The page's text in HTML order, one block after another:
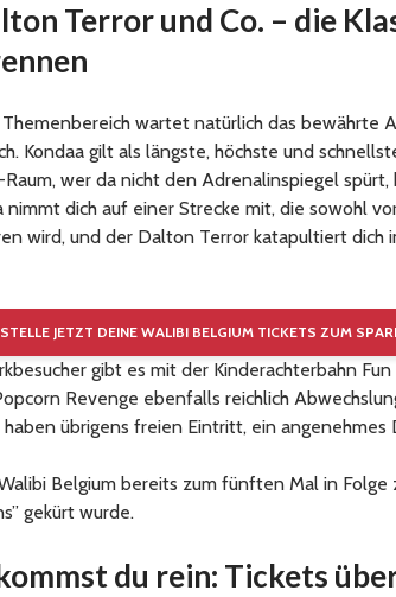
Terror und Co. – die
wartet natürlich das bewährte
Kondaa gilt als längste, höchste und
wer da nicht den Adrenalinspiegel spürt,
nimmt dich auf einer Strecke mit, die sowohl
wird, und der Dalton Terror katapultiert dich
JETZT DEINE WALIBI BELGIUM TICKETS ZUM
gibt es mit der Kinderachterbahn
Revenge ebenfalls reichlich
übrigens freien Eintritt, ein angenehmes
Belgium bereits zum fünften Mal in Folge
gekürt wurde.
du rein: Tickets